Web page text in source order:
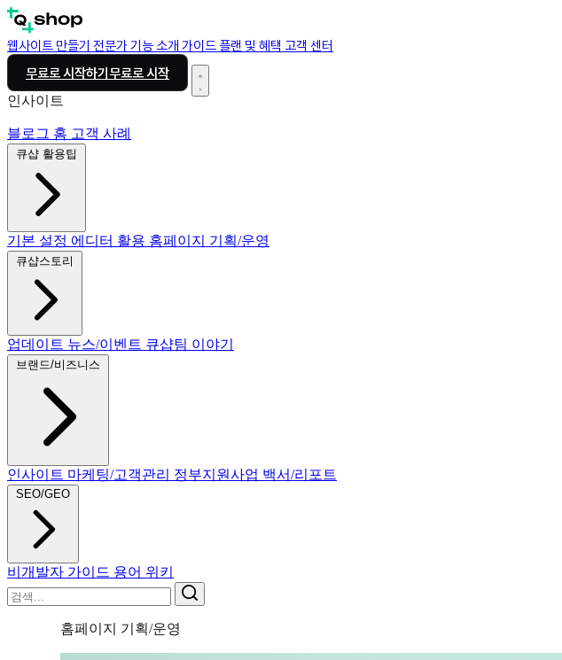
웹사이트 만들기 전문가기능 소개 가이드 플랜 및 혜택 고객 센터
무료로 시작하기무료로 시작
인사이트
블로그 홈 고객 사례
큐샵 활용팁
기본 설정 에디터 활용 홈페이지 기획/운영
큐샵스토리
업데이트 뉴스/이벤트 큐샵팀 이야기
브랜드/비즈니스
인사이트 마케팅/고객관리 정부지원사업 백서/리포트
SEO/GEO
비개발자 가이드 용어 위키
홈페이지 기획/운영